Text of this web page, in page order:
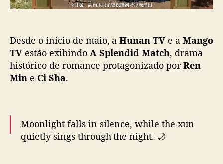
ã
r
s
o
a
d
Desde o início de maio, a Hunan TV e a Mango
TV estão exibindo A Splendid Match, drama
histórico de romance protagonizado porRen
Min e Ci Sha.
Moonlight falls in silence, while the xun
quietly sings through the night. 🌙